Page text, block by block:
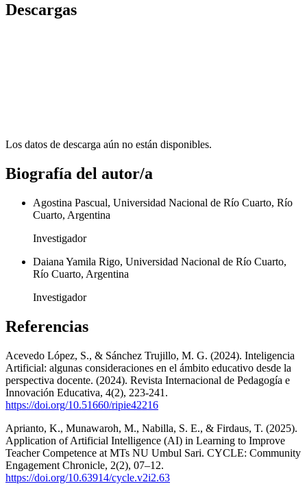
Descargas
Los datos de descarga aún no están disponibles.
Biografía del autor/a
Agostina Pascual, Universidad Nacional de Río Cuarto, Río
Cuarto, Argentina
Investigador
Daiana Yamila Rigo, Universidad Nacional de Río Cuarto,
Río Cuarto, Argentina
Investigador
Referencias
Acevedo López, S., & Sánchez Trujillo, M. G. (2024). Inteligencia
Artificial: algunas consideraciones en el ámbito educativo desde la
perspectiva docente. (2024). Revista Internacional de Pedagogía e
Innovación Educativa, 4(2), 223-241.
https://doi.org/10.51660/ripie42216
Aprianto, K., Munawaroh, M., Nabilla, S. E., & Firdaus, T. (2025).
Application of Artificial Intelligence (AI) in Learning to Improve
Teacher Competence at MTs NU Umbul Sari. CYCLE: Community
Engagement Chronicle, 2(2), 07–12.
https://doi.org/10.63914/cycle.v2i2.63